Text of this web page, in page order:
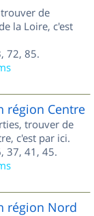
de
la Loire, c'est
72, 85.
région Centre
trouver de
c'est par ici.
37, 41, 45.
région Nord